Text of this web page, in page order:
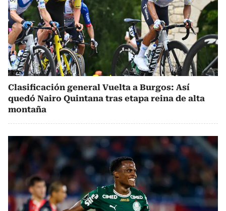
Clasificación general Vuelta a Burgos: Así
quedó Nairo Quintana tras etapa reina de alta
montaña